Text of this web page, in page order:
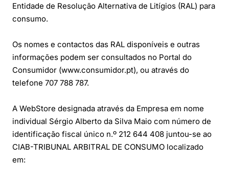
Entidade de Resolução Alternativa de Litígios (RAL) para
consumo.
Os nomes e contactos das RAL disponíveis e outras
informações podem ser consultados no Portal do
Consumidor (www.consumidor.pt), ou através do
telefone 707 788 787.
A WebStore designada através da Empresa em nome
individual Sérgio Alberto da Silva Maio com número de
identificação fiscal único n.º 212 644 408 juntou-se ao
CIAB-TRIBUNAL ARBITRAL DE CONSUMO localizado
em: